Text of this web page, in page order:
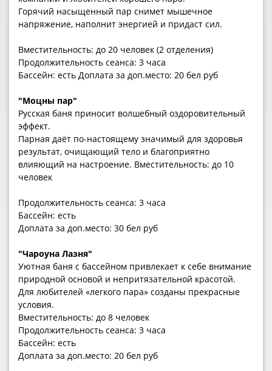
Горячий насыщенный пар снимет мышечное
напряжение, наполнит энергией и придаст сил.
Вместительность: до 20 человек (2 отделения)
Продолжительность сеанса: 3 часа
Бассейн: есть Доплата за доп.место: 20 бел руб
"Моцны пар"
Русская баня приносит волшебный оздоровительный
эффект.
Парная даёт по-настоящему значимый для здоровья
результат, очищающий тело и благоприятно
влияющий на настроение. Вместительность: до 10
человек
Продолжительность сеанса: 3 часа
Бассейн: есть
Доплата за доп.место: 30 бел руб
"Чароуна Лазня"
Уютная баня с бассейном привлекает к себе внимание
природной основой и непритязательной красотой.
Для любителей «легкого пара» созданы прекрасные
условия.
Вместительность: до 8 человек
Продолжительность сеанса: 3 часа
Бассейн: есть
Доплата за доп.место: 20 бел руб